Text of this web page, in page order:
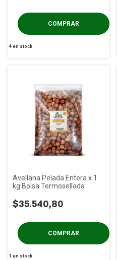
4en stock
Avellana Pelada Entera x 1
kg Bolsa Termosellada
$35.540,80
1 en stock